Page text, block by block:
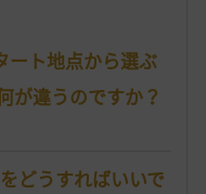
ート地点から選ぶ
が違うのですか？
どうすればいいで